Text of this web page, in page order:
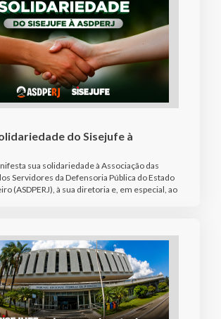
do Sisejufe à
sua solidariedade à Associação das
Servidores da Defensoria Pública do Estado
(ASDPERJ), à sua diretoria e, em especial, ao